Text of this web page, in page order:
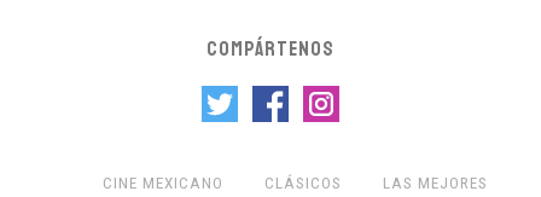
COMPÁRTENOS
CINE MEXICANO CLÁSICOS
LAS MEJORES